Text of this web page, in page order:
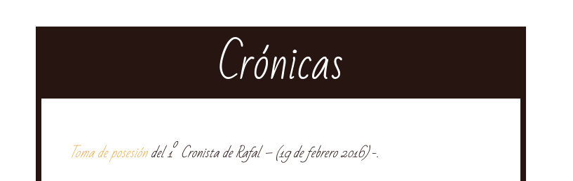
Crónicas
Toma de posesióndel 1oCronista de Rafal – (19 de febrero 2016)-.